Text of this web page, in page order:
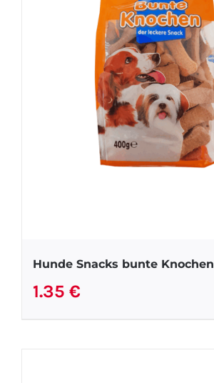
Hunde Snacks bunte Knochen
1.35 €